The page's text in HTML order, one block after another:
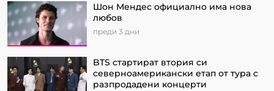
Шон Мендес официално има нова
любов
преди 3 дни
BTS стартират втория си
северноамерикански етап от турa с
разпродадени концерти